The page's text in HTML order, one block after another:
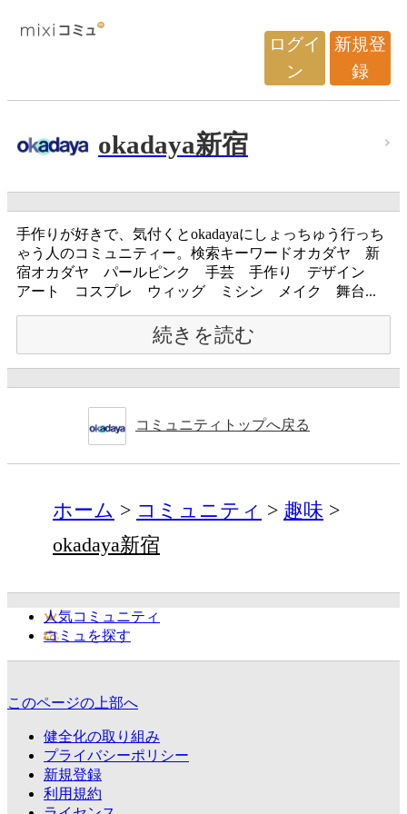
ログイ
ン
新規登
録
okadaya新宿
手作りが好きで、気付くとokadayaにしょっちゅう行っち
ゃう人のコミュニティー。検索キーワードオカダヤ 新
宿オカダヤ パールピンク 手芸 手作り デザイン
アート コスプレ ウィッグ ミシン メイク 舞台...
続きを読む
コミュニティトップへ戻る
ホーム コミュニティ
趣味
okadaya新宿
人気コミュニティ
コミュを探す
このページの上部へ
健全化の取り組み
プライバシーポリシー
新規登録
利用規約